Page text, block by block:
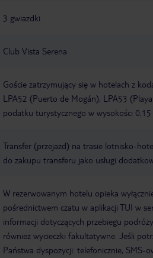
3 gwiazdki
Club Vista Serena
Goście zatrzymujący się w hotelach z
LPA52 (Puerto de Mogán), LPA53
podatku turystycznego w wysokości 0,15
Transfer (przejazd) na trasie lotnisko-
do zakupu transferu jako usługi
W rezerwowanym hotelu opieka
pośrednictwem czatu w aplikacji TUI w
informacji dotyczących przebiegu
również wycieczki fakultatywne. Jeśli
Państwa dyspozycji: telefonicznie, SMS-